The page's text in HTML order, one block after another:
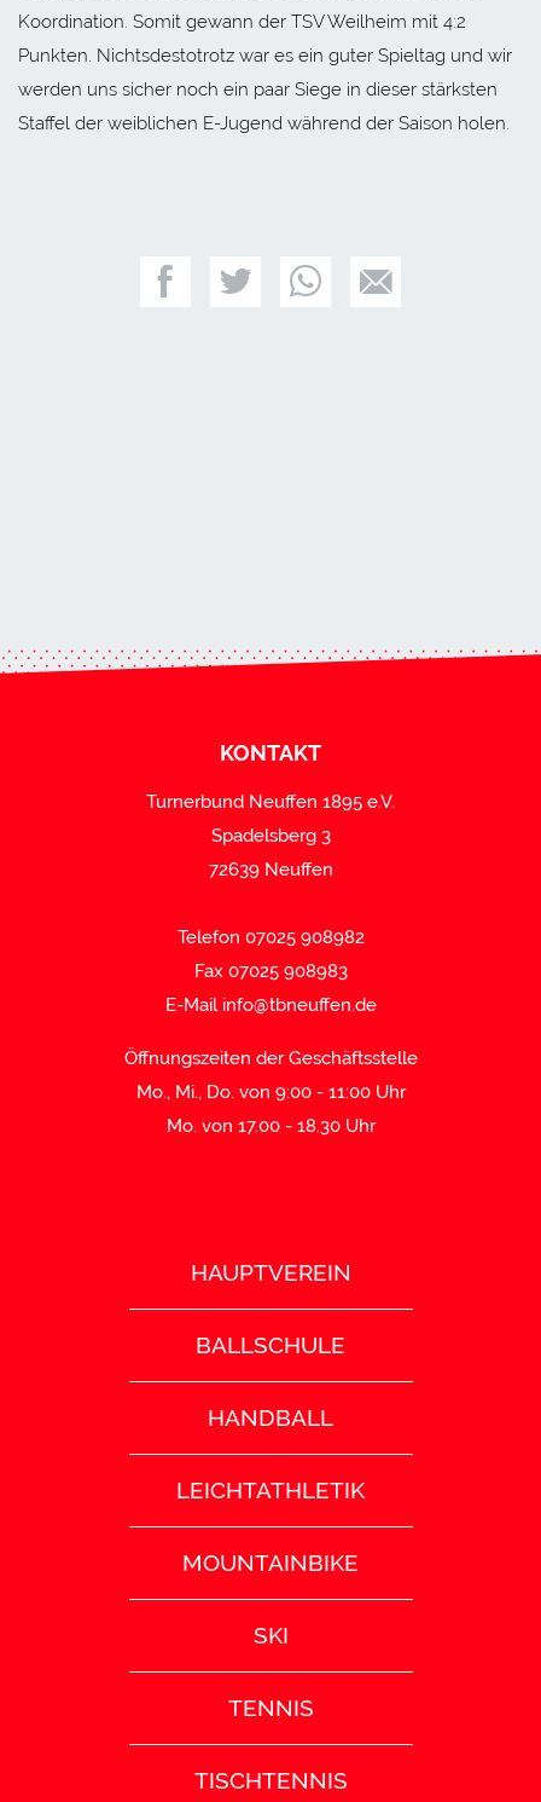
Koordination. Somit gewann der TSV Weilheim mit 4:2
Punkten. Nichtsdestotrotz war es ein guter Spieltag und wir
werden uns sicher noch ein paar Siege in dieser stärksten
Staffel der weiblichen E-Jugend während der Saison holen.
KONTAKT
Turnerbund Neuffen 1895 e.V.
Spadelsberg 3
72639 Neuffen
Telefon 07025 908982
Fax 07025 908983
E-Mail info@tbneuffen.de
Öffnungszeiten der Geschäftsstelle
Mo., Mi., Do. von 9:00 - 11:00 Uhr
Mo. von 17.00 - 18.30 Uhr
HAUPTVEREIN
BALLSCHULE
HANDBALL
LEICHTATHLETIK
MOUNTAINBIKE
SKI
TENNIS
TISCHTENNIS